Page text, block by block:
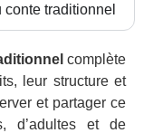
traditionnel
complète
leur structure et
et partager ce
d’adultes et de